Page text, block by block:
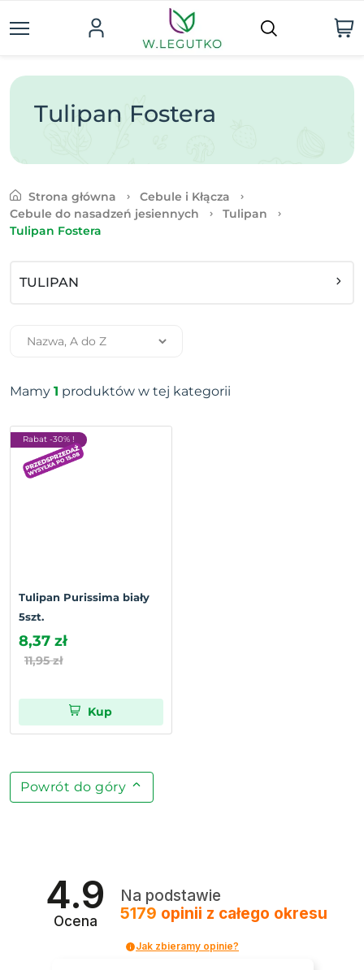
Tulipan Fostera
Strona główna
Cebule i Kłącza
Cebule do nasadzeń jesiennych
Tulipan
Tulipan Fostera
TULIPAN
Mamy 1 produktów w tej kategorii
Rabat -30% !
Tulipan Purissima biały
5szt.
8,37 zł
11,95 zł
Kup
Powrót do góry
4.9
Ocena
Na podstawie
5179 opinii z całego okresu
Jak zbieramy opinie?